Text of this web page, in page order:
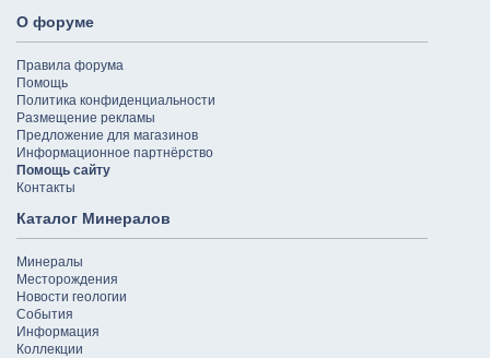
О форуме
Правила форума
Помощь
Политика конфиденциальности
Размещение рекламы
Предложение для магазинов
Информационное партнёрство
Помощь сайту
Контакты
Каталог Минералов
Минералы
Месторождения
Новости геологии
События
Информация
Коллекции